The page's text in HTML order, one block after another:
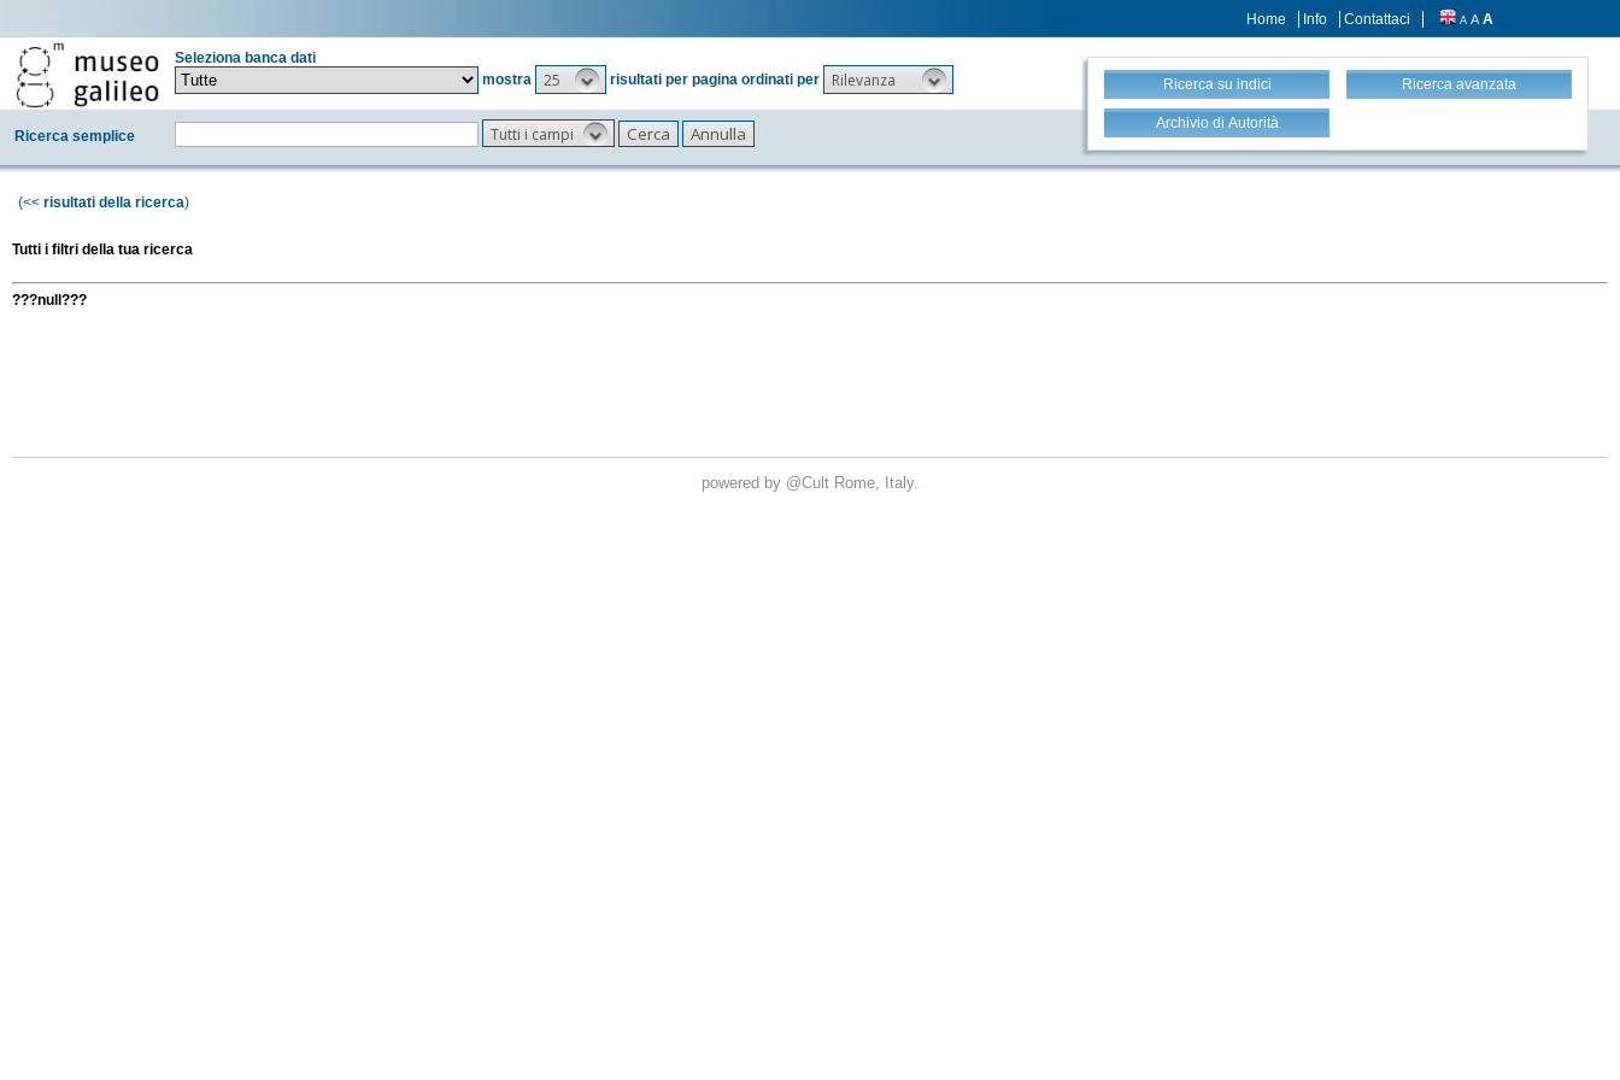
Home Info Contattaci A A A
Seleziona banca dati
mostra
25 risultati per pagina ordinati per Rilevanza
Ricerca semplice Tutti i campi
Ricerca su indici Ricerca avanzata
Archivio di Autorità
(<< risultati della ricerca)
Tutti i filtri della tua ricerca
???null???
powered by @Cult Rome, Italy.